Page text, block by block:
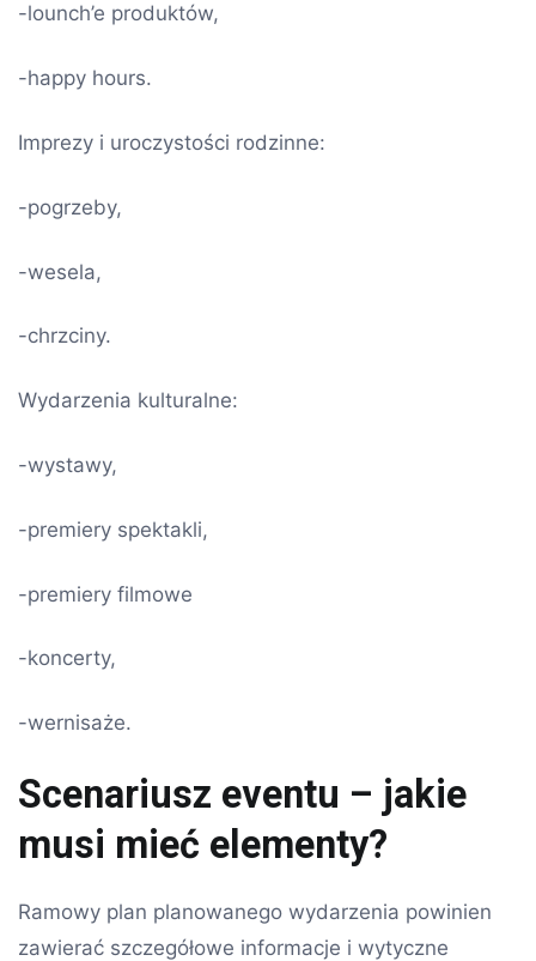
-lounch’e produktów,
-happy hours.
Imprezy i uroczystości rodzinne:
-pogrzeby,
-wesela,
-chrzciny.
Wydarzenia kulturalne:
-wystawy,
-premiery spektakli,
-premiery filmowe
-koncerty,
-wernisaże.
Scenariusz eventu – jakie
musi mieć elementy?
Ramowy plan planowanego wydarzenia powinien
zawierać szczegółowe informacje i wytyczne